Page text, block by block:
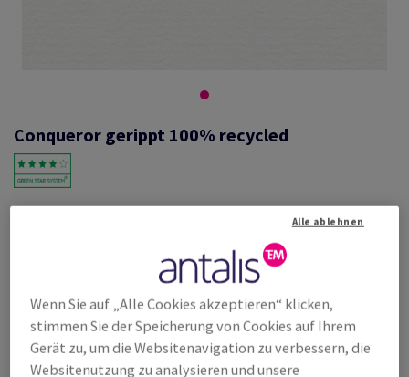
Conqueror gerippt 100% recycled
#417104
Conqueror Recycled Vergé, brilliant white, 120g/m2, gerippt, ohne
Wasserzeichen, 100 % Recycling, 700mm x 1000mm, B1, SB, Paket zu
250 Bogen/Blatt, FSC Mix Credit
Weitere Produktinformationen
Produkt weiterempfehlen
Listenpreis
23,91% Rabatt
Wenn Sie auf „Alle Cookies akzeptieren“ klicken,
stimmen Sie der Speicherung von Cookies auf Ihrem
Gerät zu, um die Websitenavigation zu verbessern, die
Websitenutzung zu analysieren und unsere
Alle ablehnen